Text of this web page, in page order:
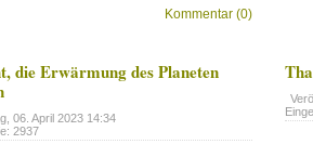
Kommentar (0)
die Erwärmung des Planeten
06. April 2023 14:34
2937